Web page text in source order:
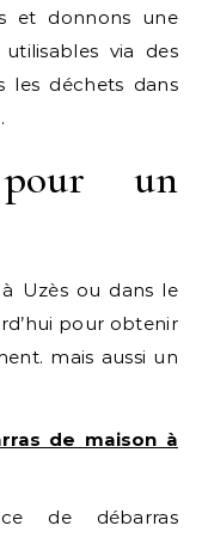
et donnons une
via des
les déchets dans
pour un
à Uzès ou dans le
pour obtenir
mais aussi un
de maison à
de débarras